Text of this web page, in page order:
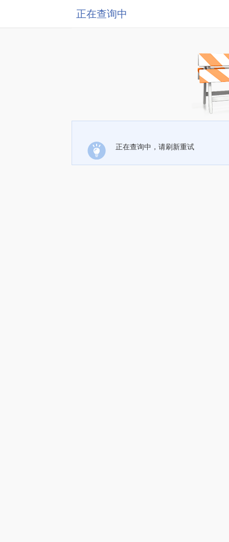
正在查询中
正在查询中，请刷新重试